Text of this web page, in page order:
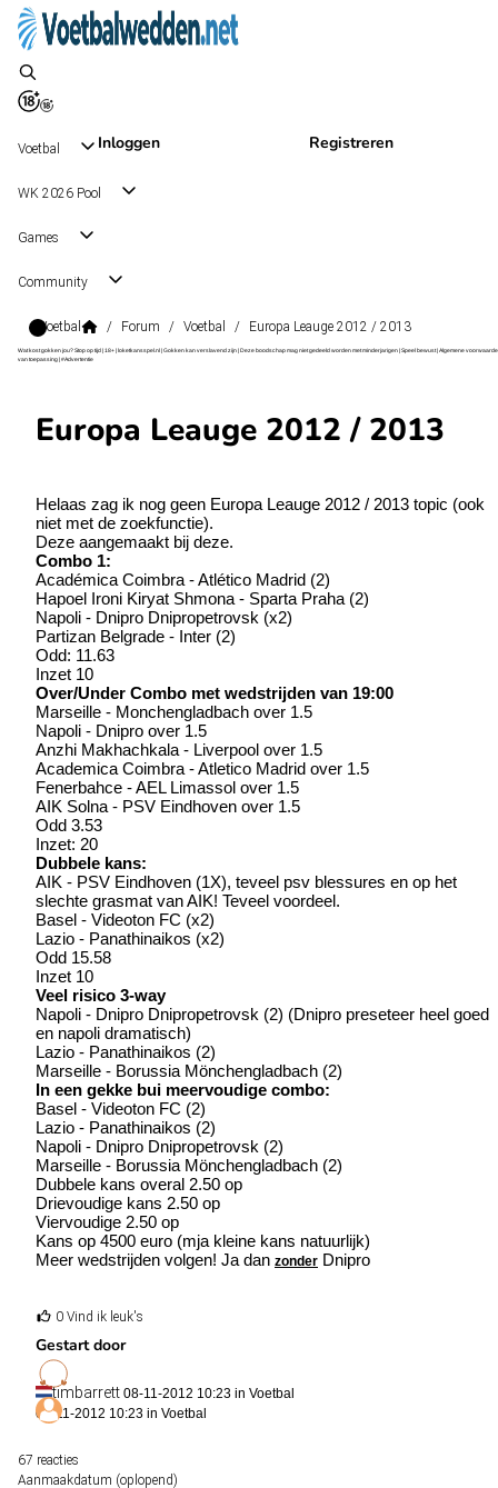
Inloggen Registreren
Voetbal
WK 2026 Pool
Games
Community
Voetbal / Forum / Voetbal / Europa Leauge 2012 / 2013
Wat kost gokken jou? Stop op tijd | 18+ | loketkansspel.nl | Gokken kan verslavend zijn | Deze boodschap mag niet gedeeld worden met minderjarigen | Speel bewust | Algemene
van toepassing | #Advertentie
Europa Leauge 2012 / 2013
Helaas zag ik nog geen Europa Leauge 2012 / 2013 topic (ook
niet met de zoekfunctie).
Deze aangemaakt bij deze.
Combo 1:
Académica Coimbra - Atlético Madrid (2)
Hapoel Ironi Kiryat Shmona - Sparta Praha (2)
Napoli - Dnipro Dnipropetrovsk (x2)
Partizan Belgrade - Inter (2)
Odd: 11.63
Inzet 10
Over/Under Combo met wedstrijden van 19:00
Marseille - Monchengladbach over 1.5
Napoli - Dnipro over 1.5
Anzhi Makhachkala - Liverpool over 1.5
Academica Coimbra - Atletico Madrid over 1.5
Fenerbahce - AEL Limassol over 1.5
AIK Solna - PSV Eindhoven over 1.5
Odd 3.53
Inzet: 20
Dubbele kans:
AIK - PSV Eindhoven (1X), teveel psv blessures en op het
slechte grasmat van AIK! Teveel voordeel.
Basel - Videoton FC (x2)
Lazio - Panathinaikos (x2)
Odd 15.58
Inzet 10
Veel risico 3-way
Napoli - Dnipro Dnipropetrovsk (2) (Dnipro preseteer heel goed
en napoli dramatisch)
Lazio - Panathinaikos (2)
Marseille - Borussia Mönchengladbach (2)
In een gekke bui meervoudige combo:
Basel - Videoton FC (2)
Lazio - Panathinaikos (2)
Napoli - Dnipro Dnipropetrovsk (2)
Marseille - Borussia Mönchengladbach (2)
Dubbele kans overal 2.50 op
Drievoudige kans 2.50 op
Viervoudige 2.50 op
Kans op 4500 euro (mja kleine kans natuurlijk)
Meer wedstrijden volgen! Ja dan zonder Dnipro
0 Vind ik leuk's
Gestart door
timbarrett 08-11-2012 10:23 in Voetbal
08-11-2012 10:23 in Voetbal
67 reacties
Aanmaakdatum (oplopend)